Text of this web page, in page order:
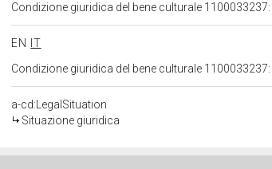
Condizione giuridica del bene culturale
EN
IT
Condizione giuridica del bene culturale
a-cd:LegalSituation
Situazione giuridica